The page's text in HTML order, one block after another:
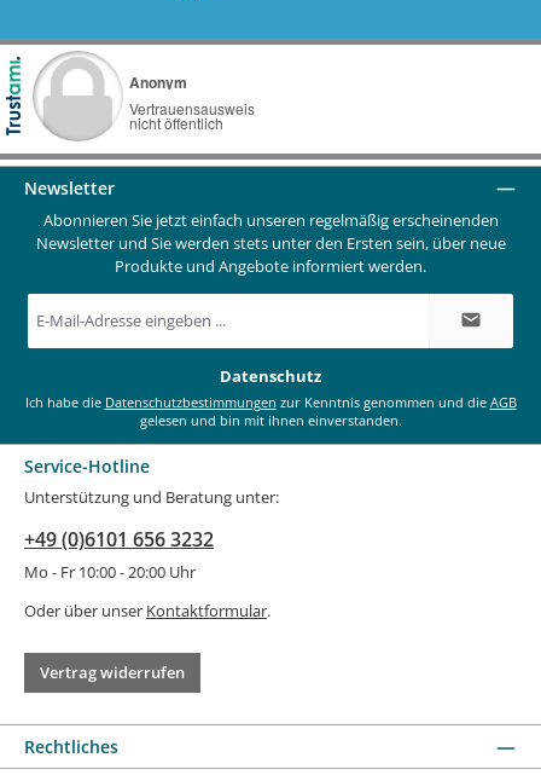
Newsletter
Abonnieren Sie jetzt einfach unseren regelmäßig erscheinenden
Newsletter und Sie werden stets unter den Ersten sein, über neue
Produkte und Angebote informiert werden.
Mail-
Datenschutz
Ich habe die Datenschutzbestimmungen zur Kenntnis genommen und die AGB
gelesen und bin mit ihnen einverstanden.
Service-Hotline
Unterstützung und Beratung unter:
+49 (0)6101 656 3232
Mo - Fr 10:00 - 20:00 Uhr
Oder über unser Kontaktformular.
Vertrag widerrufen
Rechtliches